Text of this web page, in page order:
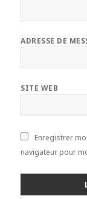
ADRESSE DE
SITE WEB
Enregistrer
navigateur pour